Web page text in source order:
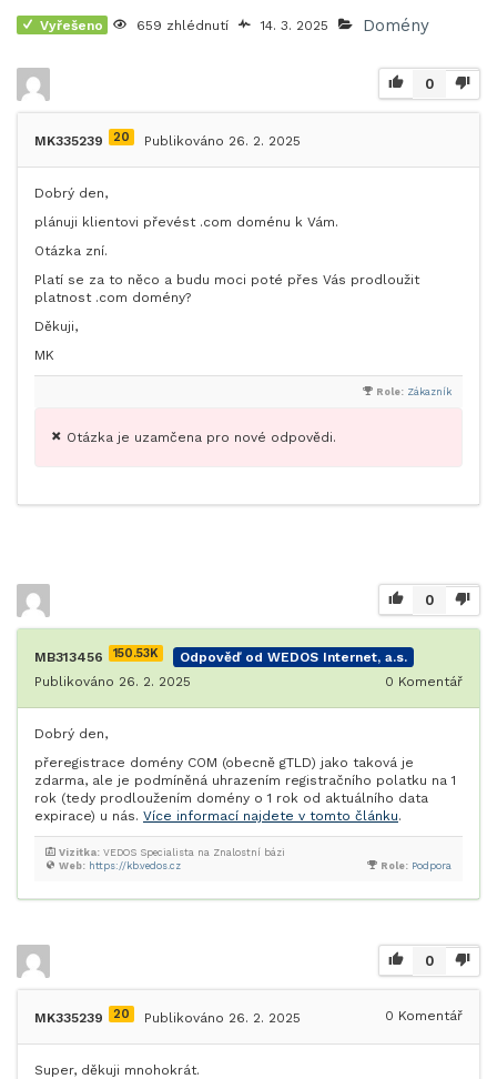
Vyřešeno 659 zhlédnutí 14. 3. 2025 Domény
0
MK335239 20 Publikováno 26. 2. 2025
Dobrý den,
plánuji klientovi převést .com doménu k Vám.
Otázka zní.
Platí se za to něco a budu moci poté přes Vás prodloužit
platnost .com domény?
Děkuji,
MK
Role: Zákazník
Otázka je uzamčena pro nové odpovědi.
0
MB313456 150.53K
Odpověď od WEDOS Internet, a.s.
Publikováno 26. 2. 2025
0 Komentář
Dobrý den,
přeregistrace domény COM (obecně gTLD) jako taková je
zdarma, ale je podmíněná uhrazením registračního polatku na 1
rok (tedy prodloužením domény o 1 rok od aktuálního data
expirace) u nás. Více informací najdete v tomto článku.
Role: Podpora
Web: https://kb.vedos.cz
Vizitka: VEDOS Specialista na Znalostní bázi
0
MK335239 20 Publikováno 26. 2. 2025 0 Komentář
Super, děkuji mnohokrát.